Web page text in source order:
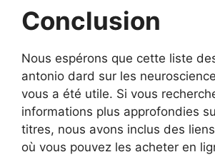
Conclusion
Nous espérons que cette liste
antonio dard sur les
vous a été utile. Si vous
informations plus approfondies
titres, nous avons inclus des
où vous pouvez les acheter en